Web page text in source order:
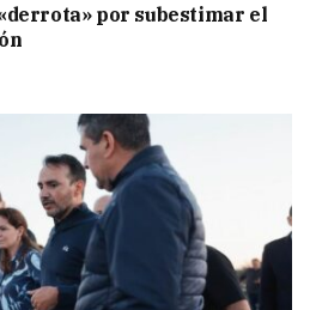
por subestimar el